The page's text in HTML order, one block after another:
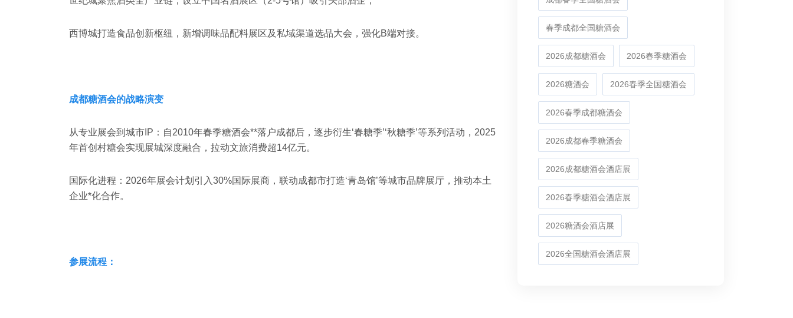
西博城打造食品创新枢纽，新增‌调味品配料展区及‌私域渠道选品大会，强化B端对接。‌‌
成都糖酒会的战略演变
‌从专业展会到城市IP‌：自2010年春季糖酒会**落户成都后，逐步衍生‘‌春糖季’‘‌秋糖季’等系列活动，2025
年首创村糖会实现展城深度融合，拉动文旅消费超14亿元。‌‌
‌国际化进程‌：2026年展会计划引入30%国际展商，联动成都市打造‘‌青岛馆’等城市品牌展厅，推动本土
企业*化合作。‌‌
参展流程：
春季成都全国糖酒会
2026成都糖酒会 2026春季糖酒会
2026糖酒会 2026春季全国糖酒会
2026春季成都糖酒会
2026成都春季糖酒会
2026成都糖酒会酒店展
2026春季糖酒会酒店展
2026糖酒会酒店展
2026全国糖酒会酒店展